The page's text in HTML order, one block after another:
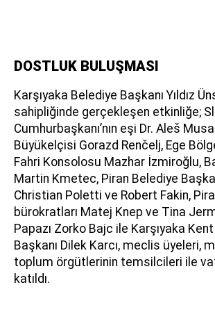
DOSTLUK BULUŞMASI
Karşıyaka Belediye Başkanı Yıldız
sahipliğinde gerçekleşen etkinliğe;
Cumhurbaşkanı’nın eşi Dr. Aleš
Büyükelçisi Gorazd Renčelj, Ege
Fahri Konsolosu Mazhar İzmiroğlu,
Martin Kmetec, Piran Belediye
Christian Poletti ve Robert Fakin,
bürokratları Matej Knep ve Tina
Papazı Zorko Bajc ile Karşıyaka
Başkanı Dilek Karcı, meclis üyeleri,
toplum örgütlerinin temsilcileri ile
katıldı.